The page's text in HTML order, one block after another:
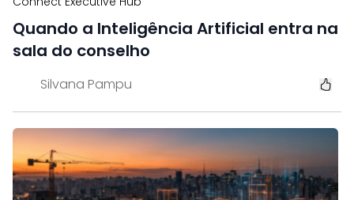
Quando a Inteligência Artificial entra na
sala do conselho
Silvana Pampu